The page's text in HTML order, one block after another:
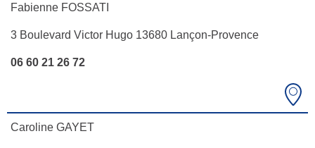
Fabienne FOSSATI
3 Boulevard Victor Hugo 13680 Lançon-Provence
06 60 21 26 72
Caroline GAYET